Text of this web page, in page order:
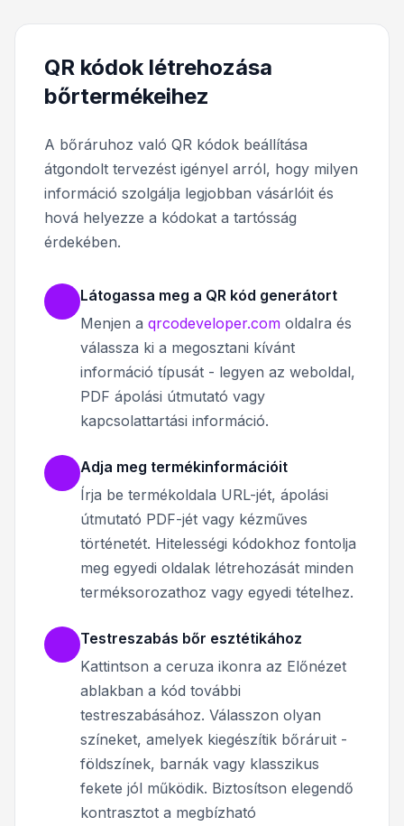
QR kódok létrehozása
bőrtermékeihez
A bőráruhoz való QR kódok beállítása
átgondolt tervezést igényel arról, hogy milyen
információ szolgálja legjobban vásárlóit és
hová helyezze a kódokat a tartósság
érdekében.
Látogassa meg a QR kód generátort
Menjen a qrcodeveloper.com oldalra és
válassza ki a megosztani kívánt
információ típusát - legyen az weboldal,
PDF ápolási útmutató vagy
kapcsolattartási információ.
Adja meg termékinformációit
Írja be termékoldala URL-jét, ápolási
útmutató PDF-jét vagy kézműves
történetét. Hitelességi kódokhoz fontolja
meg egyedi oldalak létrehozását minden
terméksorozathoz vagy egyedi tételhez.
Testreszabás bőr esztétikához
Kattintson a ceruza ikonra az Előnézet
ablakban a kód további
testreszabásához. Válasszon olyan
színeket, amelyek kiegészítik bőráruit -
földszínek, barnák vagy klasszikus
fekete jól működik. Biztosítson elegendő
kontrasztot a megbízható